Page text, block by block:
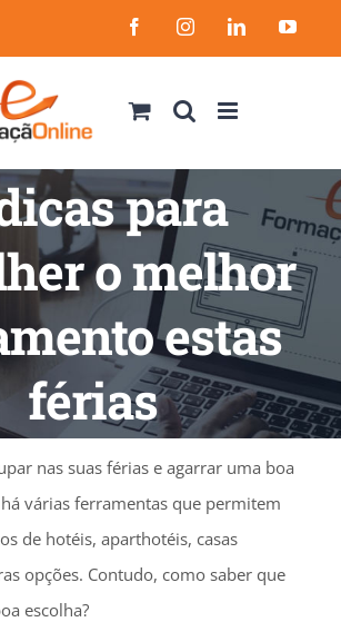
FacebookInstagramLinkedIn
para
o melhor
estas
férias
nas suas férias e agarrar uma boa
várias ferramentas que permitem
de hotéis, aparthotéis, casas
opções. Contudo, como saber que
escolha?